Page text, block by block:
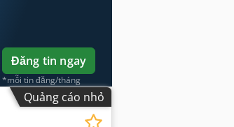
Đăng tin ngay
*mỗi tin đăng/tháng
Quảng cáo nhỏ